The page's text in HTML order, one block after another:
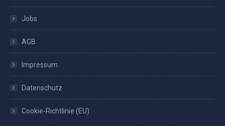
Jobs
AGB
Impressum
Datenschutz
Cookie-Richtlinie (EU)